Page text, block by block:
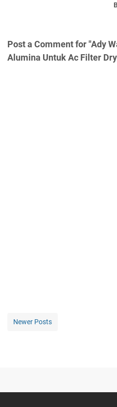
Post a Comment for "Ady
Alumina Untuk Ac Filter
Newer Posts